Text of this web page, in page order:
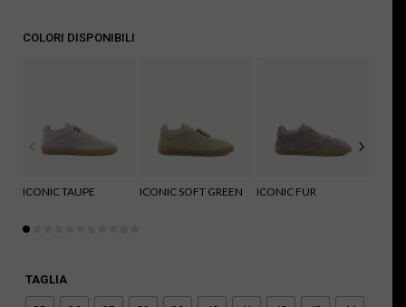
COLORI DISPONIBILI
ICONIC TAUPE ICONIC SOFT GREEN ICONIC FUR
TAGLIA